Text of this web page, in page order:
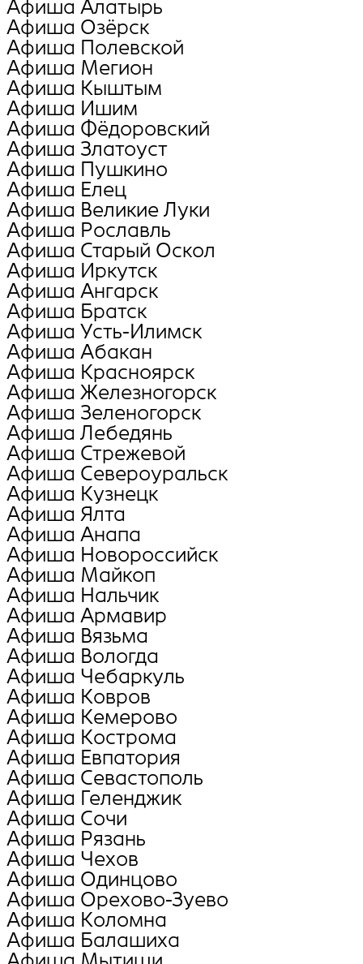
Афиша Алатырь
Афиша Озёрск
Афиша Полевской
Афиша Мегион
Афиша Кыштым
Афиша Ишим
Афиша Фёдоровский
Афиша Златоуст
Афиша Пушкино
Афиша Елец
Афиша Великие Луки
Афиша Рославль
Афиша Старый Оскол
Афиша Иркутск
Афиша Ангарск
Афиша Братск
Афиша Усть-Илимск
Афиша Абакан
Афиша Красноярск
Афиша Железногорск
Афиша Зеленогорск
Афиша Лебедянь
Афиша Стрежевой
Афиша Североуральск
Афиша Кузнецк
Афиша Ялта
Афиша Анапа
Афиша Новороссийск
Афиша Майкоп
Афиша Нальчик
Афиша Армавир
Афиша Вязьма
Афиша Вологда
Афиша Чебаркуль
Афиша Ковров
Афиша Кемерово
Афиша Кострома
Афиша Евпатория
Афиша Севастополь
Афиша Геленджик
Афиша Сочи
Афиша Рязань
Афиша Чехов
Афиша Одинцово
Афиша Орехово-Зуево
Афиша Коломна
Афиша Балашиха